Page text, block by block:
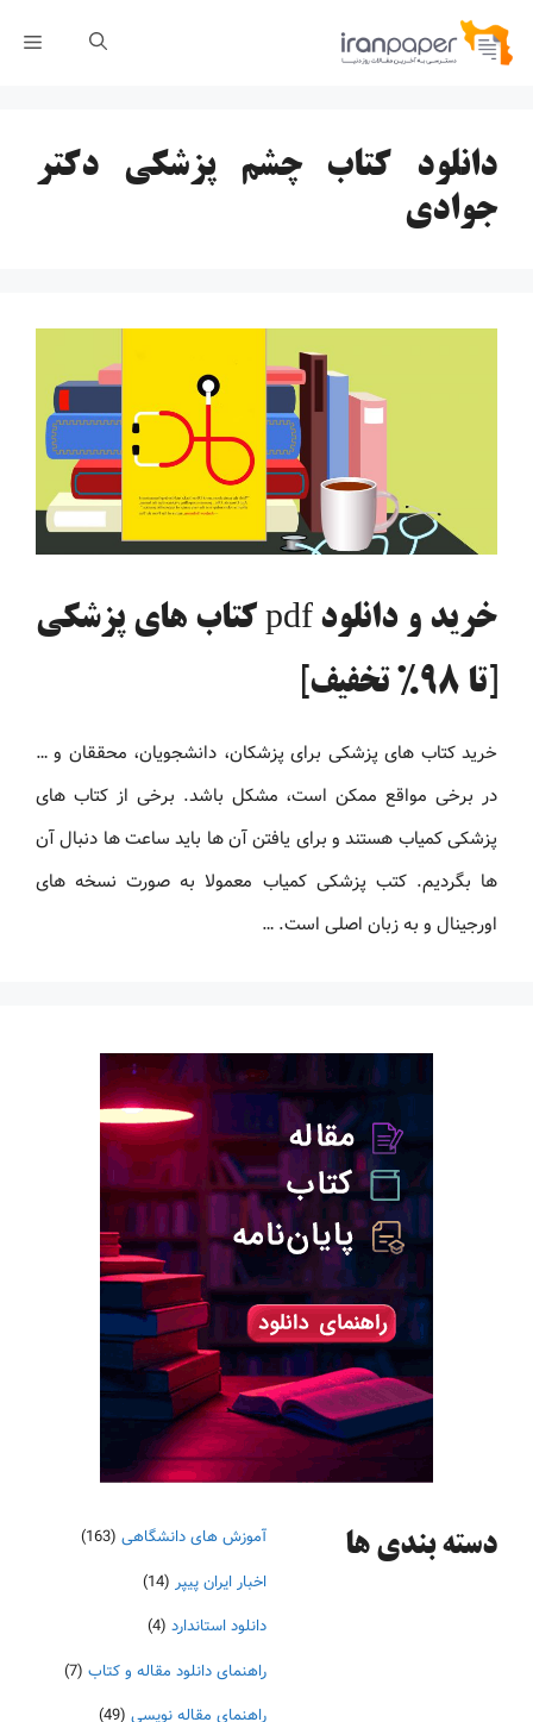
پرش
دانلود کتاب چشم پزشکی دکتر
جوادی
خرید و دانلود pdf کتاب های پزشکی
[تا 98% تخفیف]
خرید کتاب های پزشکی برای پزشکان، دانشجویان، محققان و …
در برخی مواقع ممکن است، مشکل باشد. برخی از کتاب های
پزشکی کمیاب هستند و برای یافتن آن ها باید ساعت ها دنبال آن
ها بگردیم. کتب پزشکی کمیاب معمولا به صورت نسخه های
اورجینال و به زبان اصلی است. …
دسته‌ بندی ها آموزش های دانشگاهی (163)
اخبار ایران پیپر (14)
دانلود استاندارد (4)
راهنمای دانلود مقاله و کتاب (7)
راهنمای مقاله نویسی (49)